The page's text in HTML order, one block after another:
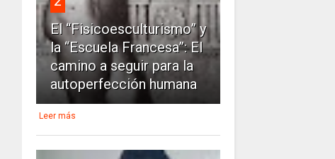
El “Fisicoesculturismo” y
la “Escuela Francesa”: El
camino a seguir para la
autoperfección humana
Leer más